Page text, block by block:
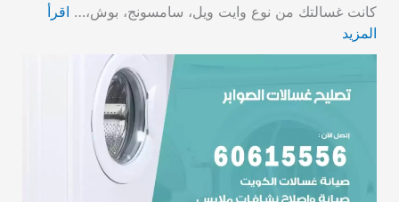
كانت غسالتك من نوع وايت ويل، سامسونج، بوش،… اقرأ
المزيد